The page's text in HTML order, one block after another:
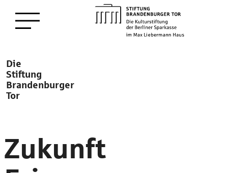
Hauptinhalt
Die
Stiftung
Brandenburger
Tor
Zukunft